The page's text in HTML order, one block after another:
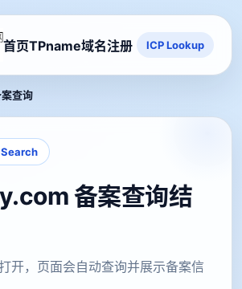
首页TPname域名注册 ICP Lookup
查询
备案查询结
开，页面会自动查询并展示备案信